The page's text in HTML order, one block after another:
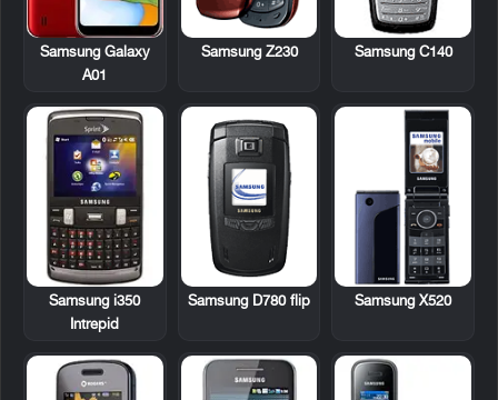
Samsung C140
Samsung Z230
Samsung Galaxy
A01
Samsung X520
Samsung D780 flip
Samsung i350
Intrepid